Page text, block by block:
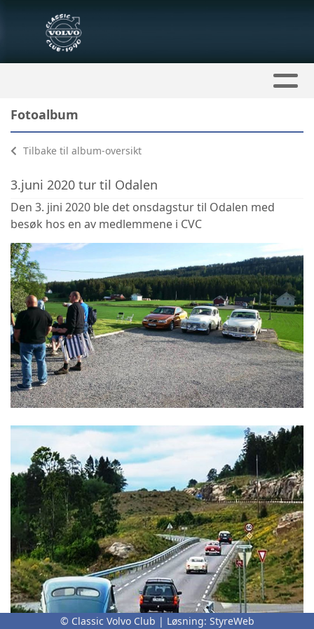
Fotoalbum
Tilbake til album-oversikt
3.juni 2020 tur til Odalen
Den 3. jini 2020 ble det onsdagstur til Odalen med
besøk hos en av medlemmene i CVC
© Classic Volvo Club | Løsning: StyreWeb